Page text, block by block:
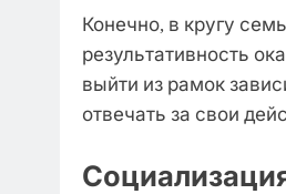
Конечно, в кругу
результативность
выйти из рамок
отвечать за свои